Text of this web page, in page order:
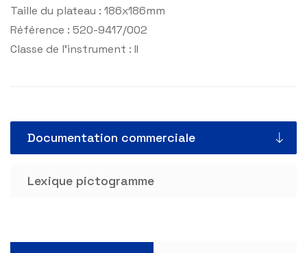
Taille du plateau : 186x186mm
Référence : 520-9417/002
Classe de l’instrument : II
Documentation commerciale
Lexique pictogramme